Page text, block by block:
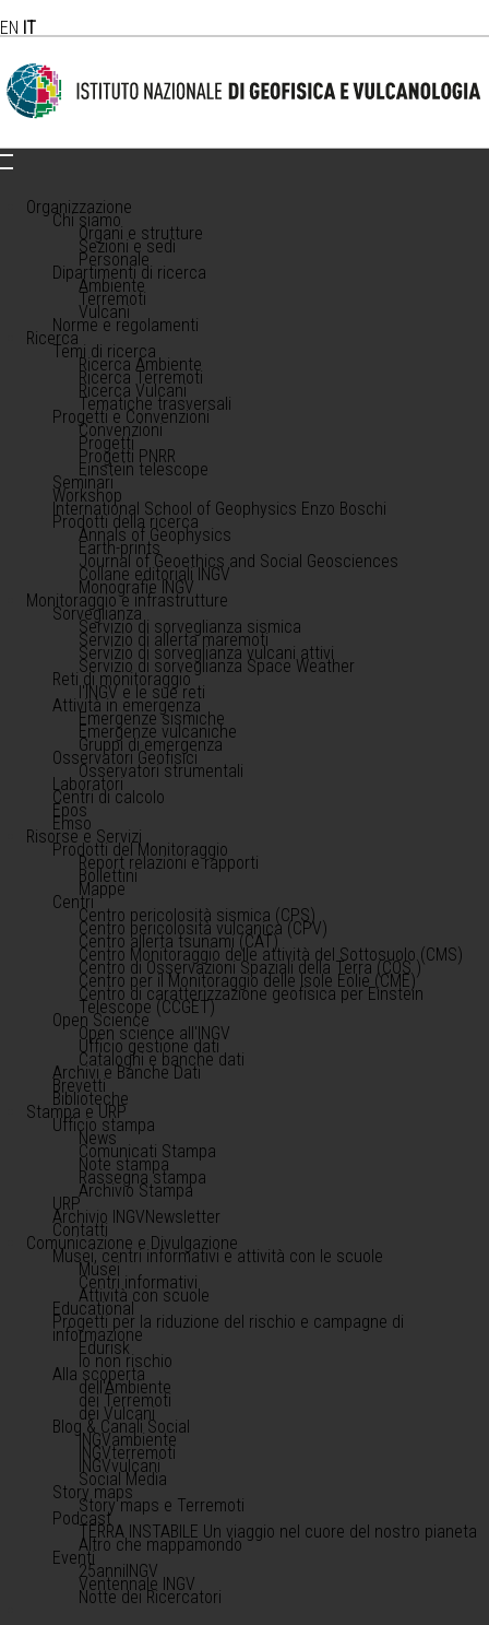
EN IT
Organizzazione
Chi siamo
Organi e strutture
Sezioni e sedi
Personale
Dipartimenti di ricerca
Ambiente
Terremoti
Vulcani
Norme e regolamenti
Ricerca
Temi di ricerca
Ricerca Ambiente
Ricerca Terremoti
Ricerca Vulcani
Tematiche trasversali
Progetti e Convenzioni
Convenzioni
Progetti
Progetti PNRR
Einstein telescope
Seminari
Workshop
International School of Geophysics Enzo Boschi
Prodotti della ricerca
Annals of Geophysics
Earth-prints
Journal of Geoethics and Social Geosciences
Collane editoriali INGV
Monografie INGV
Monitoraggio e infrastrutture
Sorveglianza
Servizio di sorveglianza sismica
Servizio di allerta maremoti
Servizio di sorveglianza vulcani attivi
Servizio di sorveglianza Space Weather
Reti di monitoraggio
l'INGV e le sue reti
Attività in emergenza
Emergenze sismiche
Emergenze vulcaniche
Gruppi di emergenza
Osservatori Geofisici
Osservatori strumentali
Laboratori
Centri di calcolo
Epos
Emso
Risorse e Servizi
Prodotti del Monitoraggio
Report relazioni e rapporti
Bollettini
Mappe
Centri
Centro pericolosità sismica (CPS)
Centro pericolosità vulcanica (CPV)
Centro allerta tsunami (CAT)
Centro Monitoraggio delle attività del Sottosuolo (CMS)
Centro di Osservazioni Spaziali della Terra (COS )
Centro per il Monitoraggio delle Isole Eolie (CME)
Centro di caratterizzazione geofisica per Einstein
Telescope (CCGET)
Open Science
Open science all'INGV
Ufficio gestione dati
Cataloghi e banche dati
Archivi e Banche Dati
Brevetti
Biblioteche
Stampa e URP
Ufficio stampa
News
Comunicati Stampa
Note stampa
Rassegna stampa
Archivio Stampa
URP
Archivio INGVNewsletter
Contatti
Comunicazione e Divulgazione
Musei, centri informativi e attività con le scuole
Musei
Centri informativi
Attività con scuole
Educational
Progetti per la riduzione del rischio e campagne di
informazione
Edurisk
Io non rischio
Alla scoperta
dell'Ambiente
dei Terremoti
dei Vulcani
Blog & Canali Social
INGVambiente
INGVterremoti
INGVvulcani
Social Media
Story maps
Story maps e Terremoti
Podcast
TERRA INSTABILE Un viaggio nel cuore del nostro pianeta
Altro che mappamondo
Eventi
25anniINGV
Ventennale INGV
Notte dei Ricercatori